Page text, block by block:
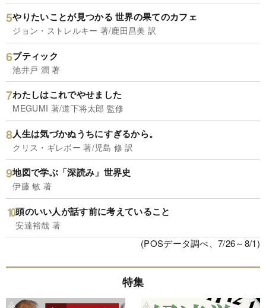
やりたいことが見つかる 世界の果てのカフェ
ジョン・ストレルキー 著/鹿田昌美 訳
ブティック
池井戸 潤 著
わたしはこれでやせました
MEGUMI 著/道下将太郎 監修
人生は気づかぬうちにすぎるから。
クリス・ギレボー 著/児島 修 訳
地図で学ぶ「深読み」世界史
伊藤 敏 著
頭のいい人が話す前に考えていること
安達裕哉 著
(POSデータ調べ、7/26～8/1)
特集